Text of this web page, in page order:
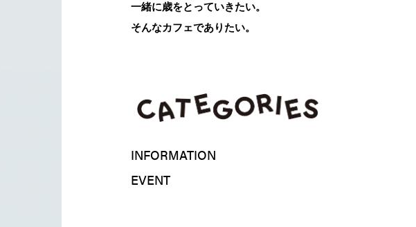
一緒に歳をとっていきたい。
そんなカフェでありたい。
INFORMATION
EVENT